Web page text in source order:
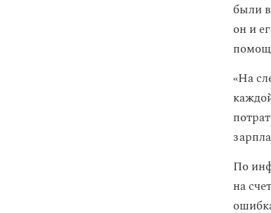
были
он и
«На
По
на